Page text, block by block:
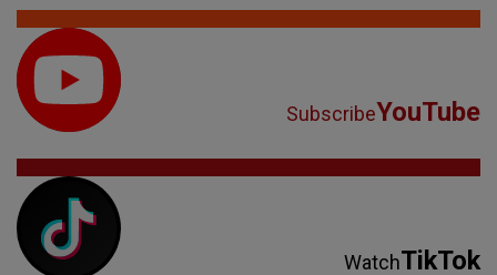
SubscribeYouTube
WatchTikTok